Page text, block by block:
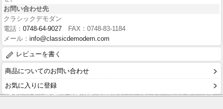
お問い合わせ先
クラシックデモダン
電話： 0748-64-9027 FAX：0748-83-1184
メール： info@classicdemodern.com
レビューを書く
商品についてのお問い合わせ
お気に入りに登録